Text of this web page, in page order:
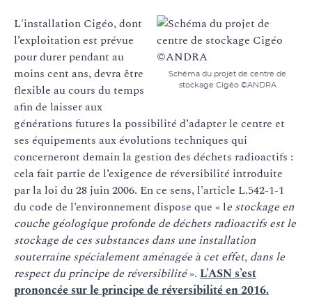
Schéma du projet de centre de
stockage Cigéo ©ANDRA
L'installation Cigéo, dont
l’exploitation est prévue
pour durer pendant au
moins cent ans, devra être
flexible au cours du temps
afin de laisser aux
générations futures la possibilité d’adapter le centre et
ses équipements aux évolutions techniques qui
concerneront demain la gestion des déchets radioactifs :
cela fait partie de l’exigence de réversibilité introduite
par la loi du 28 juin 2006. En ce sens, l'article L.542-1-1
du code de l’environnement dispose que « le stockage en
couche géologique profonde de déchets radioactifs est le
stockage de ces substances dans une installation
souterraine spécialement aménagée à cet effet, dans le
respect du principe de réversibilité». L’ASN s’est
prononcée sur le principe de réversibilité en 2016.